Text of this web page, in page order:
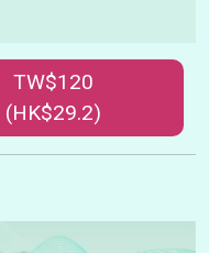
TW$120
(HK$29.2)